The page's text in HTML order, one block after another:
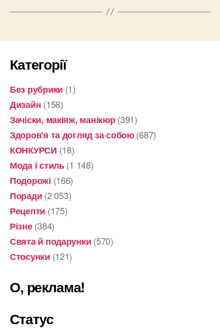
Категорії
Без рубрики (1)
Дизайн (158)
Зачіски, макіяж, манікюр(391)
Здоров'я та догляд за собою(687)
КОНКУРСИ (18)
Мода і стиль(1 148)
Подорожі (166)
Поради (2 053)
Рецепти (175)
Різне(384)
Свята й подарунки (570)
Стосунки (121)
О, реклама!
Статус